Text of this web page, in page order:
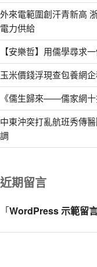
外來電範圍創汗青新高
電力供給
【安樂哲】用儒學尋求
玉米價錢浮現查包養網
《儒生歸來——儒家網
中東沖突打亂航班秀傳
調
近期留言
「WordPress 示範留